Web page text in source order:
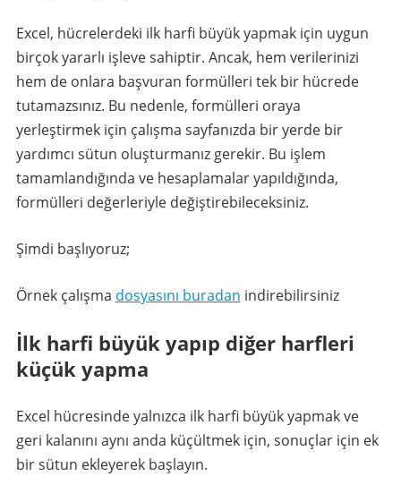
Excel, hücrelerdeki ilk harfi büyük yapmak için uygun
birçok yararlı işleve sahiptir. Ancak, hem verilerinizi
hem de onlara başvuran formülleri tek bir hücrede
tutamazsınız. Bu nedenle, formülleri oraya
yerleştirmek için çalışma sayfanızda bir yerde bir
yardımcı sütun oluşturmanız gerekir. Bu işlem
tamamlandığında ve hesaplamalar yapıldığında,
formülleri değerleriyle değiştirebileceksiniz.
Şimdi başlıyoruz;
Örnek çalışma dosyasını buradan indirebilirsiniz
İlk harfi büyük yapıp diğer harfleri
küçük yapma
Excel hücresinde yalnızca ilk harfi büyük yapmak ve
geri kalanını aynı anda küçültmek için, sonuçlar için ek
bir sütun ekleyerek başlayın.